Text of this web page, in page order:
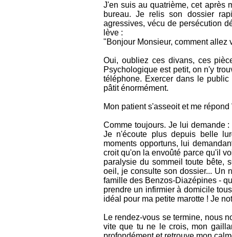
J'en suis au quatrième, cet après
bureau. Je relis son dossier
agressives, vécu de persécution
lève :
"Bonjour Monsieur, comment allez
Oui, oubliez ces divans, ces
Psychologique est petit, on n'y
téléphone. Exercer dans le
pâtit énormément.
Mon patient s'asseoit et me
Comme toujours. Je lui demande
Je n'écoute plus depuis belle
moments opportuns, lui
croit qu'on la envoûté parce qu'il
paralysie du sommeil toute bête,
oeil, je consulte son dossier... Un
famille des Benzos-Diazépines -
prendre un infirmier à domicile
idéal pour ma petite marotte ! Je
Le rendez-vous se termine, nous
vite que tu ne le crois, mon